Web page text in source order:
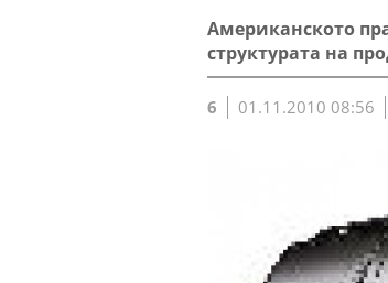
Американското
структурата на
6 01.11.2010 08:56